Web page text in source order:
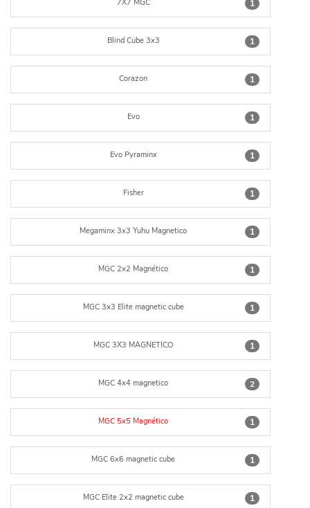
1
7X7 MGC
1
Blind Cube 3x3
1
Corazon
1
Evo
1
Evo Pyraminx
1
Fisher
1
Megaminx 3x3 Yuhu Magnetico
1
MGC 2x2 Magnético
1
MGC 3x3 Elite magnetic cube
1
MGC 3X3 MAGNETICO
2
MGC 4x4 magnetico
1
MGC 5x5 Magnético
1
MGC 6x6 magnetic cube
1
MGC Elite 2x2 magnetic cube